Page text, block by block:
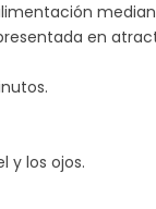
en
y los ojos.